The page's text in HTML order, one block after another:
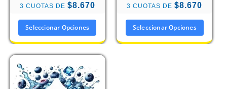
3 CUOTAS DE $8.670
Seleccionar Opciones
3 CUOTAS DE$8.670
Seleccionar Opciones